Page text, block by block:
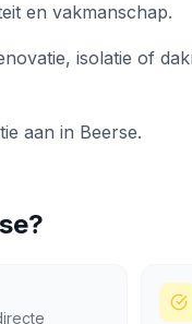
en vakmanschap.
isolatie of
aan in Beerse.
?